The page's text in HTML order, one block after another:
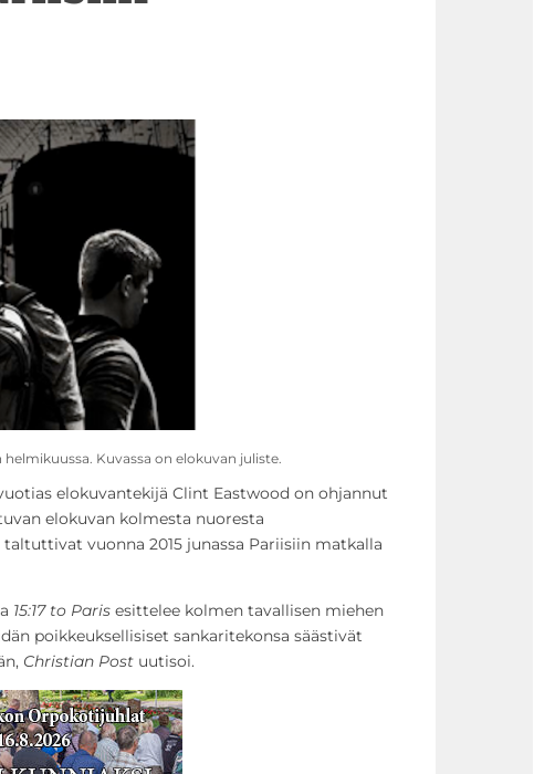
helmikuussa. Kuvassa on elokuvan juliste.
elokuvantekijä Clint Eastwood on ohjannut
elokuvan kolmesta nuoresta
vuonna 2015 junassa Pariisiin matkalla
15:17 to Parisesittelee kolmen tavallisen miehen
poikkeuksellisiset sankaritekonsa säästivät
Christian Postuutisoi.